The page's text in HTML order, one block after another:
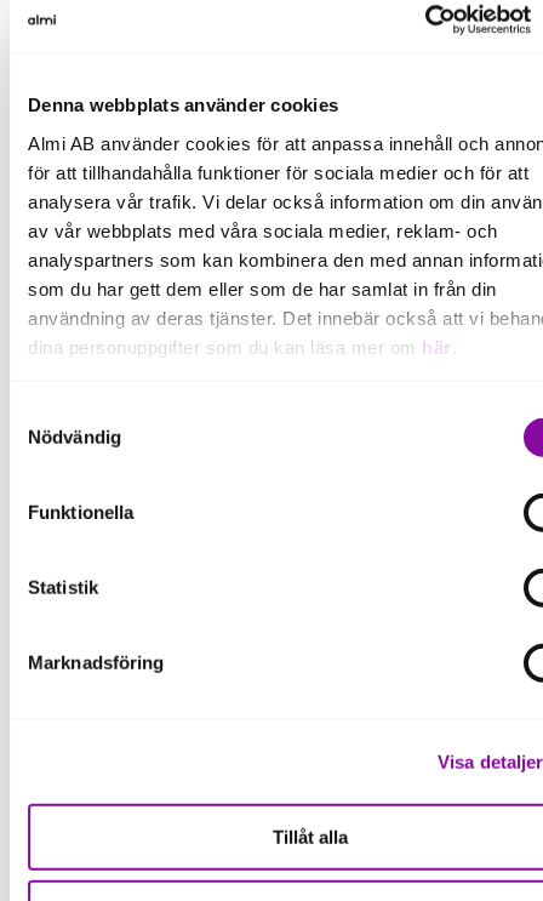
Denna webbplats använder cookies
Almi AB använder cookies för att anpassa innehåll och
för att tillhandahålla funktioner för sociala medier och för att
analysera vår trafik. Vi delar också information om din
av vår webbplats med våra sociala medier, reklam- och
analyspartners som kan kombinera den med annan
som du har gett dem eller som de har samlat in från din
användning av deras tjänster. Det innebär också att vi
dina personuppgifter som du kan läsa mer om här
delning av information enligt ovan, inte att ske, förutom för
som är nödvändiga för att hemsidan ska fungera se mer
Nödvändig
Funktionella
Statistik
Marknadsföring
Visa detaljer
Tillåt alla
Elin Hofvander och Anna Gunstad Bäckman och, VisionDesign Sweden